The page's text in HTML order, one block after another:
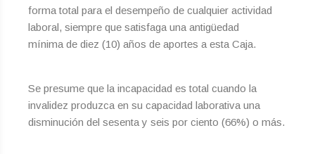
forma total para el desempeño de cualquier actividad
laboral, siempre que satisfaga una antigüedad
mínima de diez (10) años de aportes a esta Caja.
Se presume que la incapacidad es total cuando la
invalidez produzca en su capacidad laborativa una
disminución del sesenta y seis por ciento (66%) o más.